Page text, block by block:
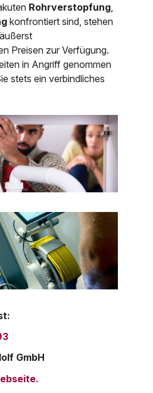
Rohrverstopfung
konfrontiert sind, stehen
Preisen zur Verfügung.
in Angriff genommen
stets ein verbindliches
GmbH